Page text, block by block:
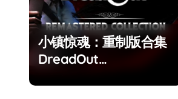
小镇惊魂：重制版合集
DreadOut
Remastered